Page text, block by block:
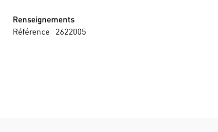
Renseignements
Référence
2622005